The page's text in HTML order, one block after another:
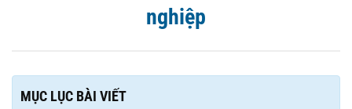
nghiệp
MỤC LỤC BÀI VIẾT